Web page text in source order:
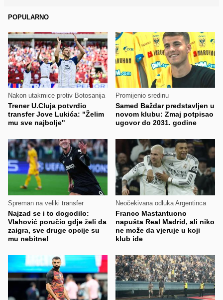
POPULARNO
Nakon utakmice protiv Botosanija
Trener U.Cluja potvrdio
transfer Jove Lukića: "Želim
mu sve najbolje"
Promijenio sredinu
Samed Baždar predstavljen u
novom klubu: Zmaj potpisao
ugovor do 2031. godine
Spreman na veliki transfer
Najzad se i to dogodilo:
Vlahović poručio gdje želi da
zaigra, sve druge opcije su
mu nebitne!
Neočekivana odluka Argentinca
Franco Mastantuono
napušta Real Madrid, ali niko
ne može da vjeruje u koji
klub ide